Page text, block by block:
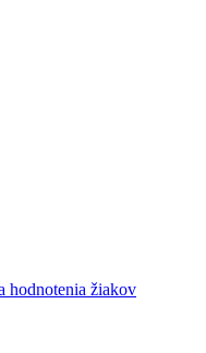
hodnotenia žiakov